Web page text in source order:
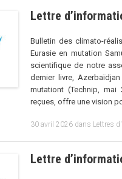
Lettre
Bulletin des climato-
Eurasie en mutation
scientifique de notre
dernier livre,
mutationt (Technip,
reçues, offre une vision
30 avril 2026 dans Lettres
Lettre